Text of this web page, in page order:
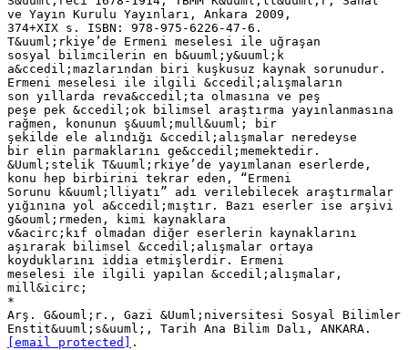
ve Yayın Kurulu Yayınları, Ankara 2009,
374+XIX s. ISBN: 978-975-6226-47-6.
T&uuml;rkiye’de Ermeni meselesi ile uğraşan
sosyal bilimcilerin en b&uuml;y&uuml;k
a&ccedil;mazlarından biri kuşkusuz kaynak sorunudur.
Ermeni meselesi ile ilgili &ccedil;alışmaların
son yıllarda reva&ccedil;ta olmasına ve peş
peşe pek &ccedil;ok bilimsel araştırma yayınlanmasına
rağmen, konunun ş&uuml;mull&uuml; bir
şekilde ele alındığı &ccedil;alışmalar neredeyse
bir elin parmaklarını ge&ccedil;memektedir.
&Uuml;stelik T&uuml;rkiye’de yayımlanan eserlerde,
konu hep birbirini tekrar eden, “Ermeni
Sorunu k&uuml;lliyatı” adı verilebilecek araştırmalar
yığınına yol a&ccedil;mıştır. Bazı eserler ise arşivi
g&ouml;rmeden, kimi kaynaklara
v&acirc;kıf olmadan diğer eserlerin kaynaklarını
aşırarak bilimsel &ccedil;alışmalar ortaya
koyduklarını iddia etmişlerdir. Ermeni
meselesi ile ilgili yapılan &ccedil;alışmalar,
mill&icirc;
*
Arş. G&ouml;r., Gazi &Uuml;niversitesi Sosyal Bilimler
[email protected]
.